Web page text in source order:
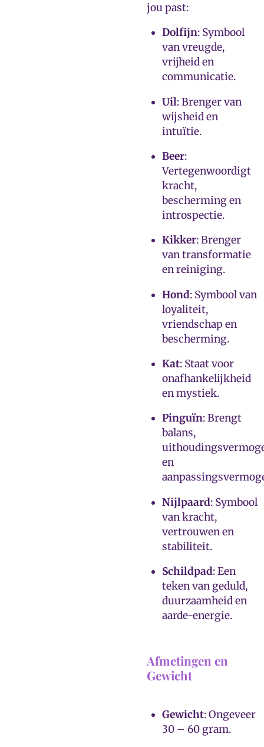
jou past:
Dolfijn: Symbool
van vreugde,
vrijheid en
communicatie.
Uil: Brenger van
wijsheid en
intuïtie.
Beer:
Vertegenwoordigt
kracht,
bescherming en
introspectie.
Kikker: Brenger
van transformatie
en reiniging.
Hond: Symbool van
loyaliteit,
vriendschap en
bescherming.
Kat: Staat voor
onafhankelijkheid
en mystiek.
Pinguïn: Brengt
balans,
en
Nijlpaard: Symbool
van kracht,
vertrouwen en
stabiliteit.
Schildpad: Een
teken van geduld,
duurzaamheid en
aarde-energie.
Afmetingen en
Gewicht
Gewicht: Ongeveer
30 – 60 gram.